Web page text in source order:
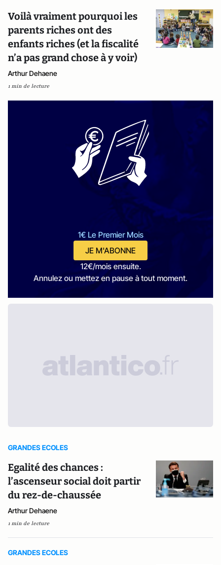
Voilà vraiment pourquoi les
parents riches ont des
enfants riches (et la fiscalité
n’a pas grand chose à y voir)
Arthur Dehaene
1 min de lecture
1€ Le Premier Mois
JE M'ABONNE
12€/mois ensuite.
Annulez ou mettez en pause à tout moment.
GRANDES ECOLES
Egalité des chances :
l’ascenseur social doit partir
du rez-de-chaussée
Arthur Dehaene
1 min de lecture
GRANDES ECOLES